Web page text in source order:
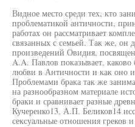
Видное место среди тех, кто
проблематикой античности,
работах он рассматривает
связанных с семьей. Так же, он
произведений Овидия,
A.A. Павлов показывает,
любви в Античности и как оно
Проблемами брака так же
на разнообразном материале
браки и сравнивает разные
Кучеренко13, А.П. Беликов14
сексуальные отношения греков